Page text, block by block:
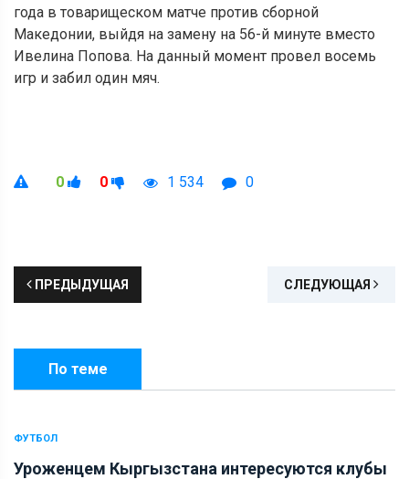
года в товарищеском матче против сборной
Македонии, выйдя на замену на 56-й минуте вместо
Ивелина Попова. На данный момент провел восемь
игр и забил один мяч.
0 0 1 534 0
ПРЕДЫДУЩАЯ СЛЕДУЮЩАЯ
По теме
ФУТБОЛ
Уроженцем Кыргызстана интересуются клубы